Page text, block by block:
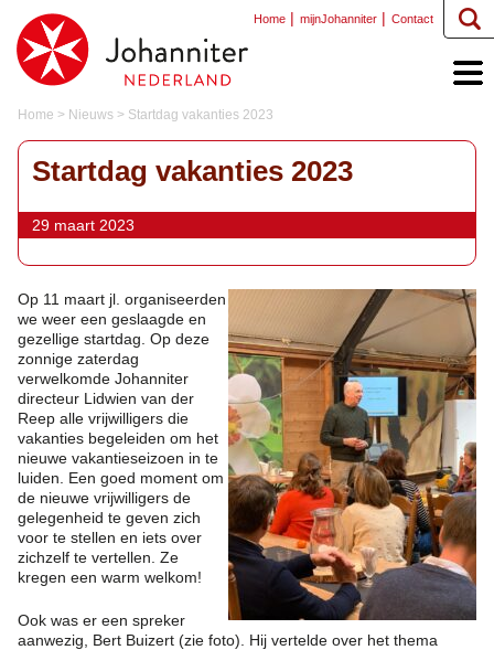
Home mijnJohanniter Contact
Home > Nieuws > Startdag vakanties 2023
Startdag vakanties 2023
29 maart 2023
Op 11 maart jl. organiseerden
we weer een geslaagde en
gezellige startdag. Op deze
zonnige zaterdag
verwelkomde Johanniter
directeur Lidwien van der
Reep alle vrijwilligers die
vakanties begeleiden om het
nieuwe vakantieseizoen in te
luiden. Een goed moment om
de nieuwe vrijwilligers de
gelegenheid te geven zich
voor te stellen en iets over
zichzelf te vertellen. Ze
kregen een warm welkom!
Ook was er een spreker
aanwezig, Bert Buizert (zie foto). Hij vertelde over het thema